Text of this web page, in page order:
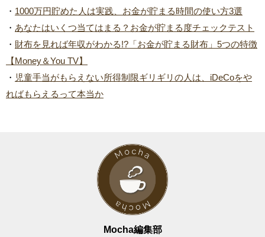
・ 1000万円貯めた人は実践、お金が貯まる時間の使い方3選
・ あなたはいくつ当てはまる？お金が貯まる度チェックテスト
・ 財布を見れば年収がわかる!?「お金が貯まる財布」5つの特徴
【Money＆You TV】
・ 児童手当がもらえない所得制限ギリギリの人は、iDeCoをや
ればもらえるって本当か
Mocha編集部